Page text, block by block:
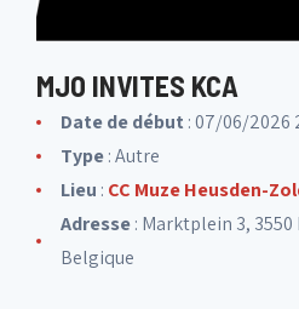
MJO INVITES KCA
Date de début : 07/06/2026
Type: Autre
Lieu : CC Muze Heusden-
Adresse: Marktplein 3,
Belgique